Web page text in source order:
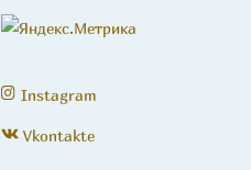
Instagram
Vkontakte